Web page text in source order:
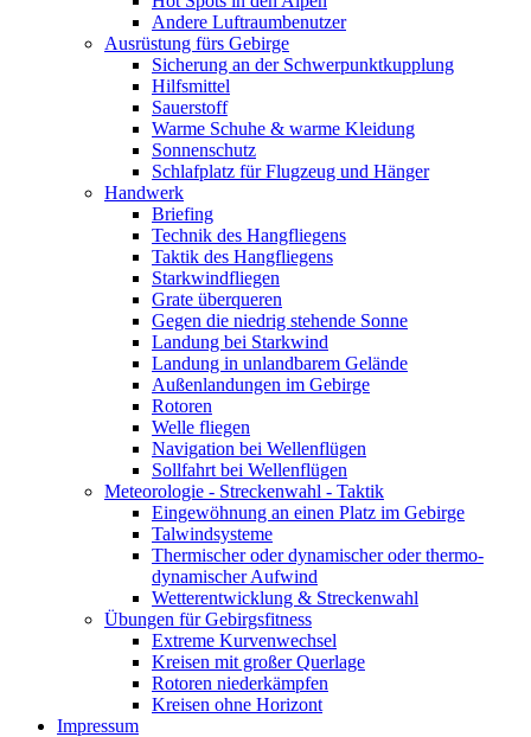
Andere Luftraumbenutzer
Ausrüstung fürs Gebirge
Sicherung an der Schwerpunktkupplung
Hilfsmittel
Sauerstoff
Warme Schuhe & warme Kleidung
Sonnenschutz
Schlafplatz für Flugzeug und Hänger
Handwerk
Briefing
Technik des Hangfliegens
Taktik des Hangfliegens
Starkwindfliegen
Grate überqueren
Gegen die niedrig stehende Sonne
Landung bei Starkwind
Landung in unlandbarem Gelände
Außenlandungen im Gebirge
Rotoren
Welle fliegen
Navigation bei Wellenflügen
Sollfahrt bei Wellenflügen
Meteorologie - Streckenwahl - Taktik
Eingewöhnung an einen Platz im Gebirge
Talwindsysteme
Thermischer oder dynamischer oder thermo-
dynamischer Aufwind
Wetterentwicklung & Streckenwahl
Übungen für Gebirgsfitness
Extreme Kurvenwechsel
Kreisen mit großer Querlage
Rotoren niederkämpfen
Kreisen ohne Horizont
Impressum